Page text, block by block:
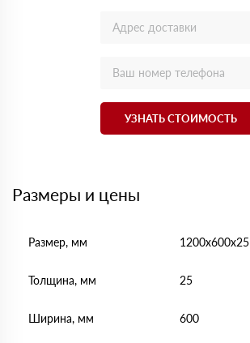
УЗНАТЬ СТОИМОСТЬ
Размеры и цены
Размер, мм
Толщина, мм
Ширина, мм
1200х600х25
25
600